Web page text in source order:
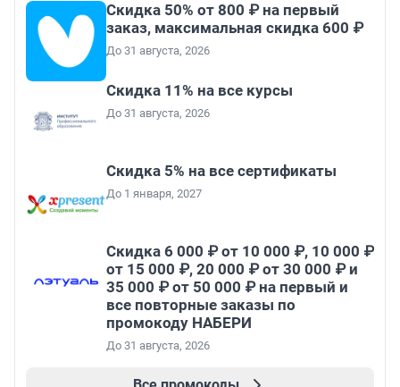
Скидка 50% от 800 ₽ на первый
заказ, максимальная скидка 600 ₽
До 31 августа, 2026
Скидка 11% на все курсы
До 31 августа, 2026
Скидка 5% на все сертификаты
До 1 января, 2027
Скидка 6 000 ₽ от 10 000 ₽, 10 000 ₽
от 15 000 ₽, 20 000 ₽ от 30 000 ₽ и
35 000 ₽ от 50 000 ₽ на первый и
все повторные заказы по
промокоду НАБЕРИ
До 31 августа, 2026